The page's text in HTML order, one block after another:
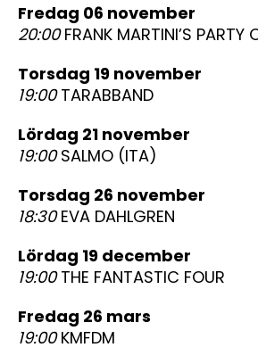
fredag 06 november
20:00FRANK MARTINI’S PARTY
torsdag 19 november
19:00TARABBAND
lördag 21 november
19:00SALMO (ITA)
torsdag 26 november
18:30EVA DAHLGREN
lördag 19 december
19:00THE FANTASTIC FOUR
fredag 26 mars
19:00KMFDM